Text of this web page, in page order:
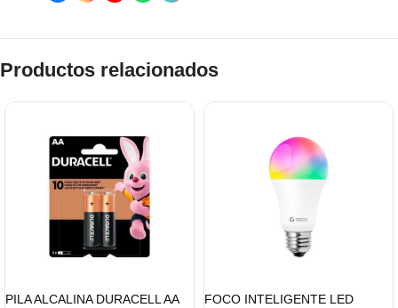
Productos relacionados
PILA ALCALINA DURACELL AA
FOCO INTELIGENTE LED